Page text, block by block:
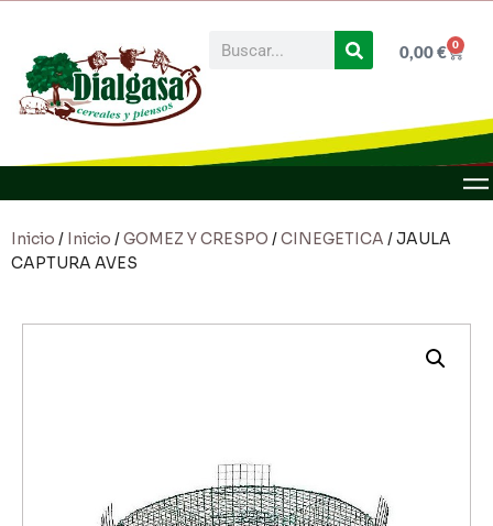
0,00€ 0
Inicio / Inicio /GOMEZ Y CRESPO /CINEGETICA / JAULA
CAPTURA AVES